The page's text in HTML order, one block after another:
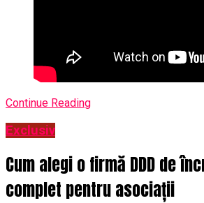
Continue Reading
Exclusiv
Cum alegi o firmă DDD de
complet pentru asociații